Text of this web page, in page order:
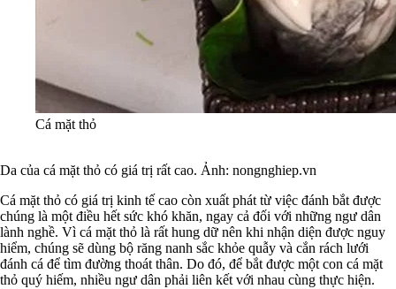
Cá mặt thỏ
Da của cá mặt thỏ có giá trị rất cao. Ảnh: nongnghiep.vn
Cá mặt thỏ có giá trị kinh tế cao còn xuất phát từ việc đánh bắt được
chúng là một điều hết sức khó khăn, ngay cả đối với những ngư dân
lành nghề. Vì cá mặt thỏ là rất hung dữ nên khi nhận diện được nguy
hiểm, chúng sẽ dùng bộ răng nanh sắc khỏe quẫy và cắn rách lưới
đánh cá để tìm đường thoát thân. Do đó, để bắt được một con cá mặt
thỏ quý hiếm, nhiều ngư dân phải liên kết với nhau cùng thực hiện.